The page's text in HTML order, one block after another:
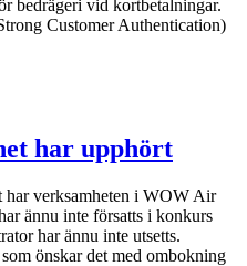
bedrägeri vid kortbetalningar.
Customer Authentication)
har upphört
har verksamheten i WOW Air
ännu inte försatts i konkurs
har ännu inte utsetts.
önskar det med ombokning